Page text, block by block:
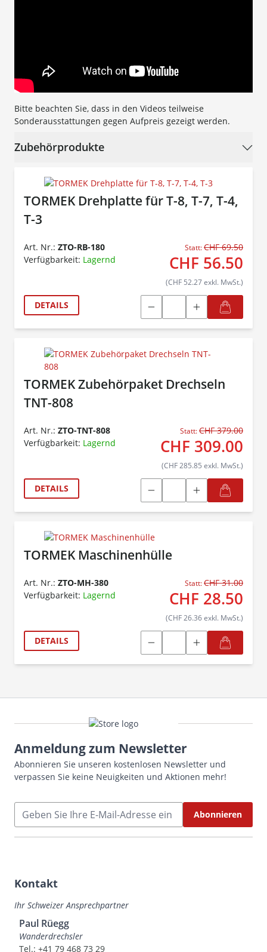
Bitte beachten Sie, dass in den Videos teilweise
Sonderausstattungen gegen Aufpreis gezeigt werden.
Zubehörprodukte
TORMEK Drehplatte für T-8, T-7, T-4,
T-3
Art. Nr.: ZTO-RB-180
Verfügbarkeit: Lagernd
Statt:CHF 69.50
CHF 56.50
(CHF 52.27 exkl. MwSt.)
DETAILS
TORMEK Zubehörpaket Drechseln
TNT-808
Art. Nr.: ZTO-TNT-808
Verfügbarkeit: Lagernd
Statt:CHF 379.00
CHF 309.00
(CHF 285.85 exkl. MwSt.)
DETAILS
TORMEK Maschinenhülle
Art. Nr.: ZTO-MH-380
Verfügbarkeit: Lagernd
Statt:CHF 31.00
CHF 28.50
(CHF 26.36 exkl. MwSt.)
DETAILS
Anmeldung zum Newsletter
Abonnieren Sie unseren kostenlosen Newsletter und
verpassen Sie keine Neuigkeiten und Aktionen mehr!
Abonnieren
Kontakt
Ihr Schweizer Ansprechpartner
Paul Rüegg
Wanderdrechsler
Tel.: +41 79 468 73 29